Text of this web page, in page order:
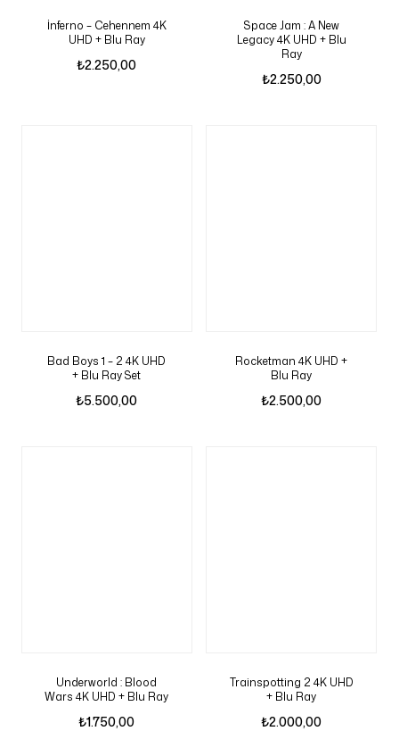
İnferno – Cehennem 4K
UHD + Blu Ray
₺2.250,00
Space Jam : A New
Legacy 4K UHD + Blu
Ray
₺2.250,00
Bad Boys 1 – 2 4K UHD
+ Blu Ray Set
₺5.500,00
Rocketman 4K UHD +
Blu Ray
₺2.500,00
Underworld : Blood
Wars 4K UHD + Blu Ray
₺1.750,00
Trainspotting 2 4K UHD
+ Blu Ray
₺2.000,00